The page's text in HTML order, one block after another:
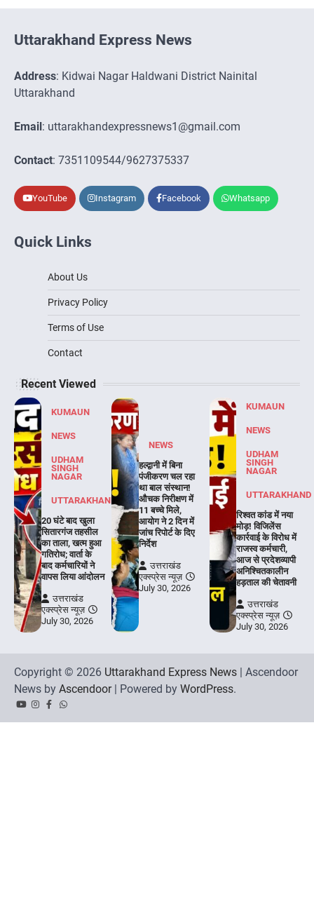
Uttarakhand Express News
Address: Kidwai Nagar Haldwani District Nainital
Uttarakhand
Email: uttarakhandexpressnews1@gmail.com
Contact: 7351109544/9627375337
YouTube Instagram Facebook Whatsapp
Quick Links
About Us
Privacy Policy
Terms of Use
Contact
Recent Viewed
KUMAUN
NEWS
UDHAM
SINGH
NAGAR
UTTARAKHAND
20 घंटे बाद खुला
सितारगंज तहसील
का ताला, खत्म हुआ
गतिरोध; वार्ता के
बाद कर्मचारियों ने
वापस लिया आंदोलन
उत्तराखंड
एक्स्प्रेस न्यूज़
July 30, 2026
NEWS
हल्द्वानी में बिना
पंजीकरण चल रहा
था बाल संस्थान!
औचक निरीक्षण में
11 बच्चे मिले,
आयोग ने 2 दिन में
जांच रिपोर्ट के दिए
निर्देश
उत्तराखंड
एक्स्प्रेस न्यूज़
July 30, 2026
KUMAUN
NEWS
UDHAM
SINGH
NAGAR
UTTARAKHAND
रिश्वत कांड में नया
मोड़! विजिलेंस
कार्रवाई के विरोध में
राजस्व कर्मचारी,
आज से प्रदेशव्यापी
अनिश्चितकालीन
हड़ताल की चेतावनी
उत्तराखंड
एक्स्प्रेस न्यूज़
July 30, 2026
Copyright © 2026 Uttarakhand Express News | Ascendoor
News by Ascendoor| Powered by WordPress.
YouTubeInstagram
Facebook
Whatsapp